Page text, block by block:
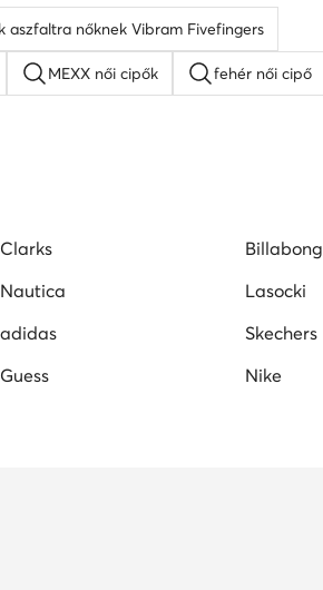
aszfaltra nőknek Vibram Fivefingers
MEXX női cipők fehér női cipő
Clarks
Billabong
Nautica
Lasocki
adidas
Skechers
Guess Nike